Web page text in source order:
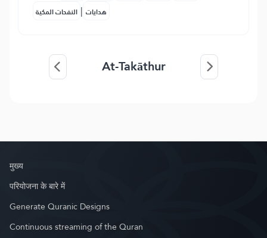
النفحات المكية | هدايات
At-Takāthur
मुख्य
परियोजना के बारे में
Generate Quranic Designs
Continuous streaming of the Quran